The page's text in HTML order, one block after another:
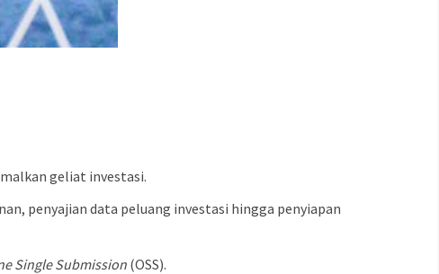
geliat investasi.
penyajian data peluang investasi hingga penyiapan
Single Submission(OSS).